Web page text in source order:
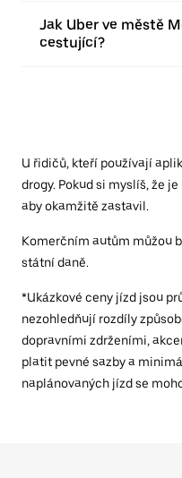
Jak Uber ve městě
cestující?
U řidičů, kteří používají
drogy. Pokud si myslíš, že
aby okamžitě zastavil.
Komerčním autům můžou
státní daně.
*Ukázkové ceny jízd jsou
nezohledňují rozdíly
dopravními zdrženími,
platit pevné sazby a
naplánovaných jízd se